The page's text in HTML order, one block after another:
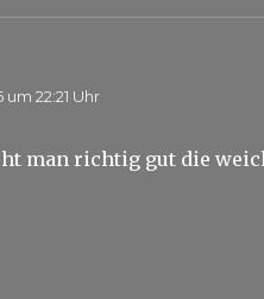
um 22:21 Uhr
man richtig gut die